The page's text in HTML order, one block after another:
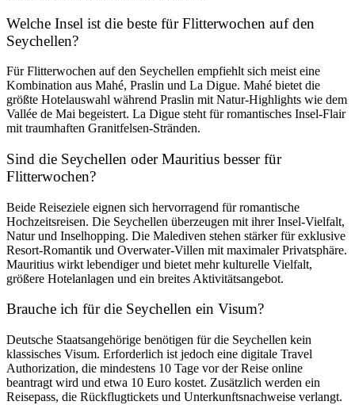
Welche Insel ist die beste für Flitterwochen auf den
Seychellen?
Für Flitterwochen auf den Seychellen empfiehlt sich meist eine
Kombination aus Mahé, Praslin und La Digue. Mahé bietet die
größte Hotelauswahl während Praslin mit Natur-Highlights wie dem
Vallée de Mai begeistert. La Digue steht für romantisches Insel-Flair
mit traumhaften Granitfelsen-Stränden.
Sind die Seychellen oder Mauritius besser für
Flitterwochen?
Beide Reiseziele eignen sich hervorragend für romantische
Hochzeitsreisen. Die Seychellen überzeugen mit ihrer Insel-Vielfalt,
Natur und Inselhopping. Die Malediven stehen stärker für exklusive
Resort-Romantik und Overwater-Villen mit maximaler Privatsphäre.
Mauritius wirkt lebendiger und bietet mehr kulturelle Vielfalt,
größere Hotelanlagen und ein breites Aktivitätsangebot.
Brauche ich für die Seychellen ein Visum?
Deutsche Staatsangehörige benötigen für die Seychellen kein
klassisches Visum. Erforderlich ist jedoch eine digitale Travel
Authorization, die mindestens 10 Tage vor der Reise online
beantragt wird und etwa 10 Euro kostet. Zusätzlich werden ein
Reisepass, die Rückflugtickets und Unterkunftsnachweise verlangt.